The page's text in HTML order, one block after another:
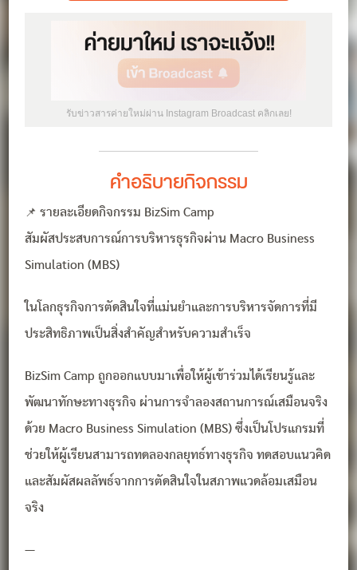
รับข่าวสารค่ายใหม่ผ่าน Instagram Broadcast คลิกเลย!
คำอธิบายกิจกรรม
📌 รายละเอียดกิจกรรม BizSim Camp
สัมผัสประสบการณ์การบริหารธุรกิจผ่าน Macro Business
Simulation (MBS)
ในโลกธุรกิจการตัดสินใจที่แม่นยำและการบริหารจัดการที่มี
ประสิทธิภาพเป็นสิ่งสำคัญสำหรับความสำเร็จ
BizSim Camp ถูกออกแบบมาเพื่อให้ผู้เข้าร่วมได้เรียนรู้และ
พัฒนาทักษะทางธุรกิจ ผ่านการจำลองสถานการณ์เสมือนจริง
ด้วย Macro Business Simulation (MBS) ซึ่งเป็นโปรแกรมที่
ช่วยให้ผู้เรียนสามารถทดลองกลยุทธ์ทางธุรกิจ ทดสอบแนวคิด
และสัมผัสผลลัพธ์จากการตัดสินใจในสภาพแวดล้อมเสมือน
จริง
—